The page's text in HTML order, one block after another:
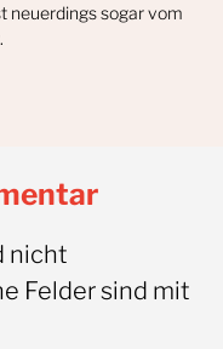
neuerdings sogar vom
nicht
Felder sind mit